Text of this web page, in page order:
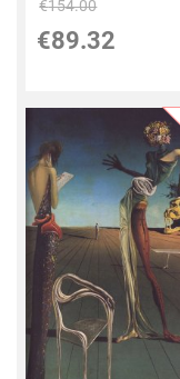
€154.00
€89.32